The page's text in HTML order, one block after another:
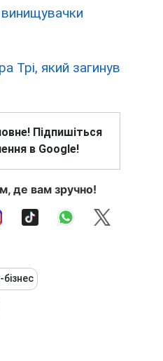
Трі, який загинув
Підпишіться
в Google!
де вам зручно!